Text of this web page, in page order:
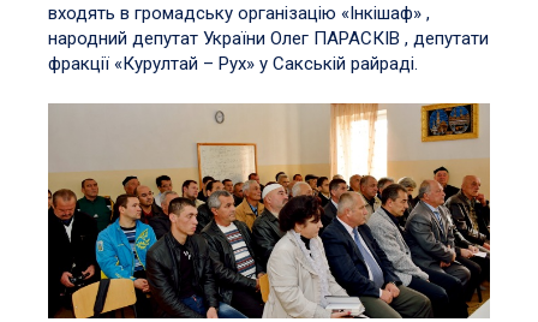
входять в громадську організацію «Інкішаф» ,
народний депутат України Олег ПАРАСКІВ , депутати
фракції «Курултай – Рух» у Сакській райраді.